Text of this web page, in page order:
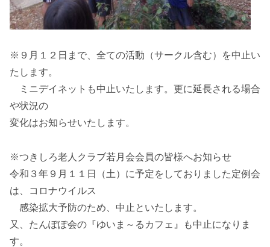
※９月１２日まで、全ての活動（サークル含む）を中止い
たします。
ミニデイネットも中止いたします。更に延長される場合
や状況の
変化はお知らせいたします。
※つきしろ老人クラブ若月会会員の皆様へお知らせ
令和３年９月１１日（土）に予定をしておりました定例会
は、コロナウイルス
感染拡大予防のため、中止といたします。
又、たんぽぽ会の『ゆいま～るカフェ』も中止になりま
す。